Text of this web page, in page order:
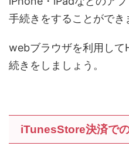
手続きをすることができ
webブラウザを利用して
続きをしましょう。
iTunesStore決済で